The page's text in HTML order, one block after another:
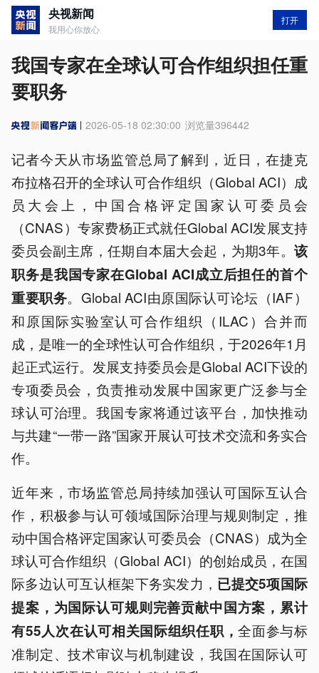
央视新闻
我用心你放心
打开
我国专家在全球认可合作组织担任重
要职务
2026-05-18 02:30:00 浏览量396442
记者今天从市场监管总局了解到，近日，在捷克
布拉格召开的全球认可合作组织（Global ACI）成
员大会上，中国合格评定国家认可委员会
（CNAS）专家费杨正式就任Global ACI发展支持
委员会副主席，任期自本届大会起，为期3年。 该
职务是我国专家在Global ACI成立后担任的首个
重要职务。Global ACI由原国际认可论坛（IAF）
和原国际实验室认可合作组织（ILAC）合并而
成，是唯一的全球性认可合作组织，于2026年1月
起正式运行。发展支持委员会是Global ACI下设的
专项委员会，负责推动发展中国家更广泛参与全
球认可治理。我国专家将通过该平台，加快推动
与共建“一带一路”国家开展认可技术交流和务实合
作。
近年来，市场监管总局持续加强认可国际互认合
作，积极参与认可领域国际治理与规则制定，推
动中国合格评定国家认可委员会（CNAS）成为全
球认可合作组织（Global ACI）的创始成员，在国
际多边认可互认框架下务实发力， 已提交5项国际
提案，为国际认可规则完善贡献中国方案，累计
有55人次在认可相关国际组织任职，全面参与标
准制定、技术审议与机制建设，我国在国际认可